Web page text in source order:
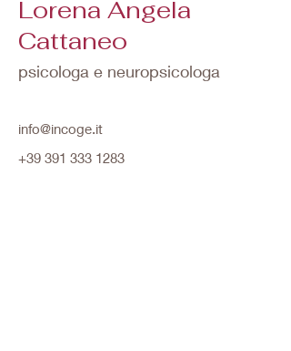
Lorena Angela
Cattaneo
psicologa e neuropsicologa
info@incoge.it
+39 391 333 1283